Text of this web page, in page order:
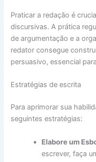
Praticar a redação é
discursivas. A prática
de argumentação e a
redator consegue
persuasivo, essencial
Estratégias de escrita
Para aprimorar sua
seguintes estratégias:
Elabore um
escrever, faça